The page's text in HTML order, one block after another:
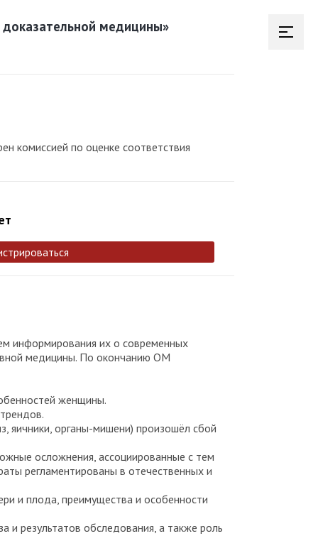
медицины»
комиссией по оценке соответствия
информирования их о современных
медицины. По окончанию ОМ
женщины.
яичники, органы-мишени) произошёл сбой
осложнения, ассоциированные с тем
регламентированы в отечественных и
и плода, преимущества и особенности
и результатов обследования, а также роль